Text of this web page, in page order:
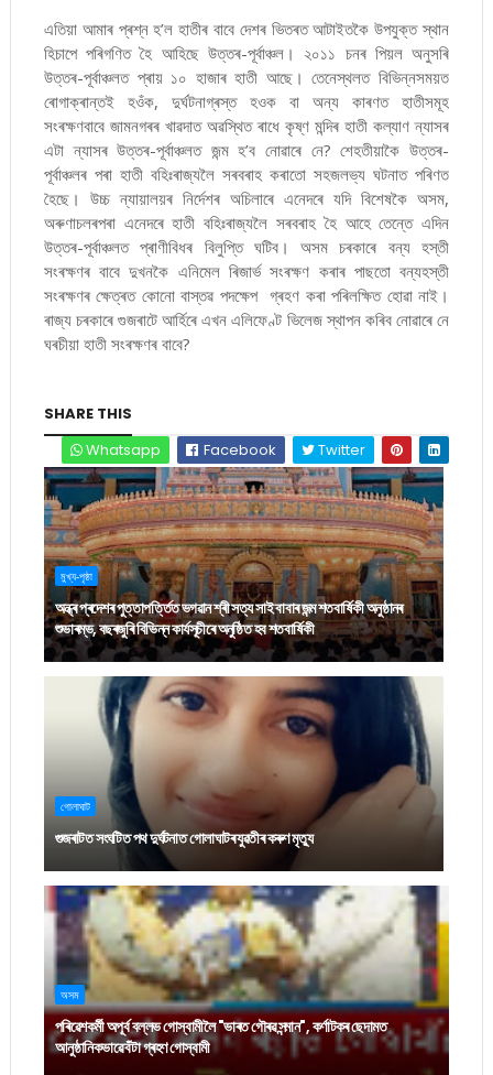
এতিয়া আমাৰ প্ৰশ্ন হ’ল হাতীৰ বাবে দেশৰ ভিতৰত আটাইতকৈ উপযুক্ত স্থান
হিচাপে পৰিগণিত হৈ আহিছে উত্তৰ-পূৰ্বাঞ্চল। ২০১১ চনৰ পিয়ল অনুসৰি
উত্তৰ-পূৰ্বাঞ্চলত প্ৰায় ১০ হাজাৰ হাতী আছে। তেনেস্থলত বিভিন্নসময়ত
ৰোগাক্ৰান্তই হওঁক, দুৰ্ঘটনাগ্ৰস্ত হওক বা অন্য কাৰণত হাতীসমূহ
সংৰক্ষণবাবে জামনগৰৰ খাৱদাত অৱস্থিত ৰাধে কৃষ্ণ মন্দিৰ হাতী কল্যাণ ন্যাসৰ
এটা ন্যাসৰ উত্তৰ-পূৰ্বাঞ্চলত জন্ম হ’ব নোৱাৰে নে? শেহতীয়াকৈ উত্তৰ-
পূৰ্বাঞ্চলৰ পৰা হাতী বহিঃৰাজ্যলৈ সৰবৰাহ কৰাতো সহজলভ্য ঘটনাত পৰিণত
হৈছে। উচ্চ ন্যায়ালয়ৰ নিৰ্দেশৰ অচিলাৰে এনেদৰে যদি বিশেষকৈ অসম,
অৰুণাচলৰপৰা এনেদৰে হাতী বহিঃৰাজ্যলৈ সৰবৰাহ হৈ আহে তেন্তে এদিন
উত্তৰ-পূৰ্বাঞ্চলত প্ৰাণীবিধৰ বিলুপ্তি ঘটিব। অসম চৰকাৰে বন্য হস্তী
সংৰক্ষণৰ বাবে দুখনকৈ এনিমেল ৰিজাৰ্ভ সংৰক্ষণ কৰাৰ পাছতো বন্যহস্তী
সংৰক্ষণৰ ক্ষেত্ৰত কোনো বাস্তৱ পদক্ষেপ গ্ৰহণ কৰা পৰিলক্ষিত হোৱা নাই।
ৰাজ্য চৰকাৰে গুজৰাটে আৰ্হিৰে এখন এলিফেণ্ট ভিলেজ স্থাপন কৰিব নোৱাৰে নে
ঘৰচীয়া হাতী সংৰক্ষণৰ বাবে?
SHARE THIS
Whatsapp
Facebook Twitter
মুখ্য-পৃষ্ঠা
অন্ধ্ৰ প্ৰদেশৰ পুত্তাপৰ্ত্তিত ভগৱান শ্ৰী সত্য সাই বাবাৰ জন্ম শতবাৰ্ষিকী অনুষ্ঠানৰ
শুভাৰম্ভ, বছৰজুৰি বিভিন্ন কাৰ্যসূচীৰে অনুষ্ঠিত হব শতবাৰ্ষিকী
গোলাঘাট
গুজৰাটত সংঘটিত পথ দুৰ্ঘটনাত গোলাঘাটৰ যুৱতীৰ কৰুণ মৃত্যু
অসম
পৰিৱেশকৰ্মী অপূৰ্ব বল্লভ গোস্বামীলৈ "ভাৰত গৌৰৱ সন্মান", কৰ্ণাটকৰ ছেদামত
আনুষ্ঠানিকভাৱে বঁটা গ্ৰহণ গোস্বামী